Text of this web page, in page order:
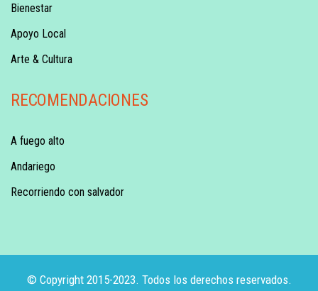
Bienestar
Apoyo Local
Arte & Cultura
RECOMENDACIONES
A fuego alto
Andariego
Recorriendo con salvador
© Copyright 2015-2023. Todos los derechos reservados.